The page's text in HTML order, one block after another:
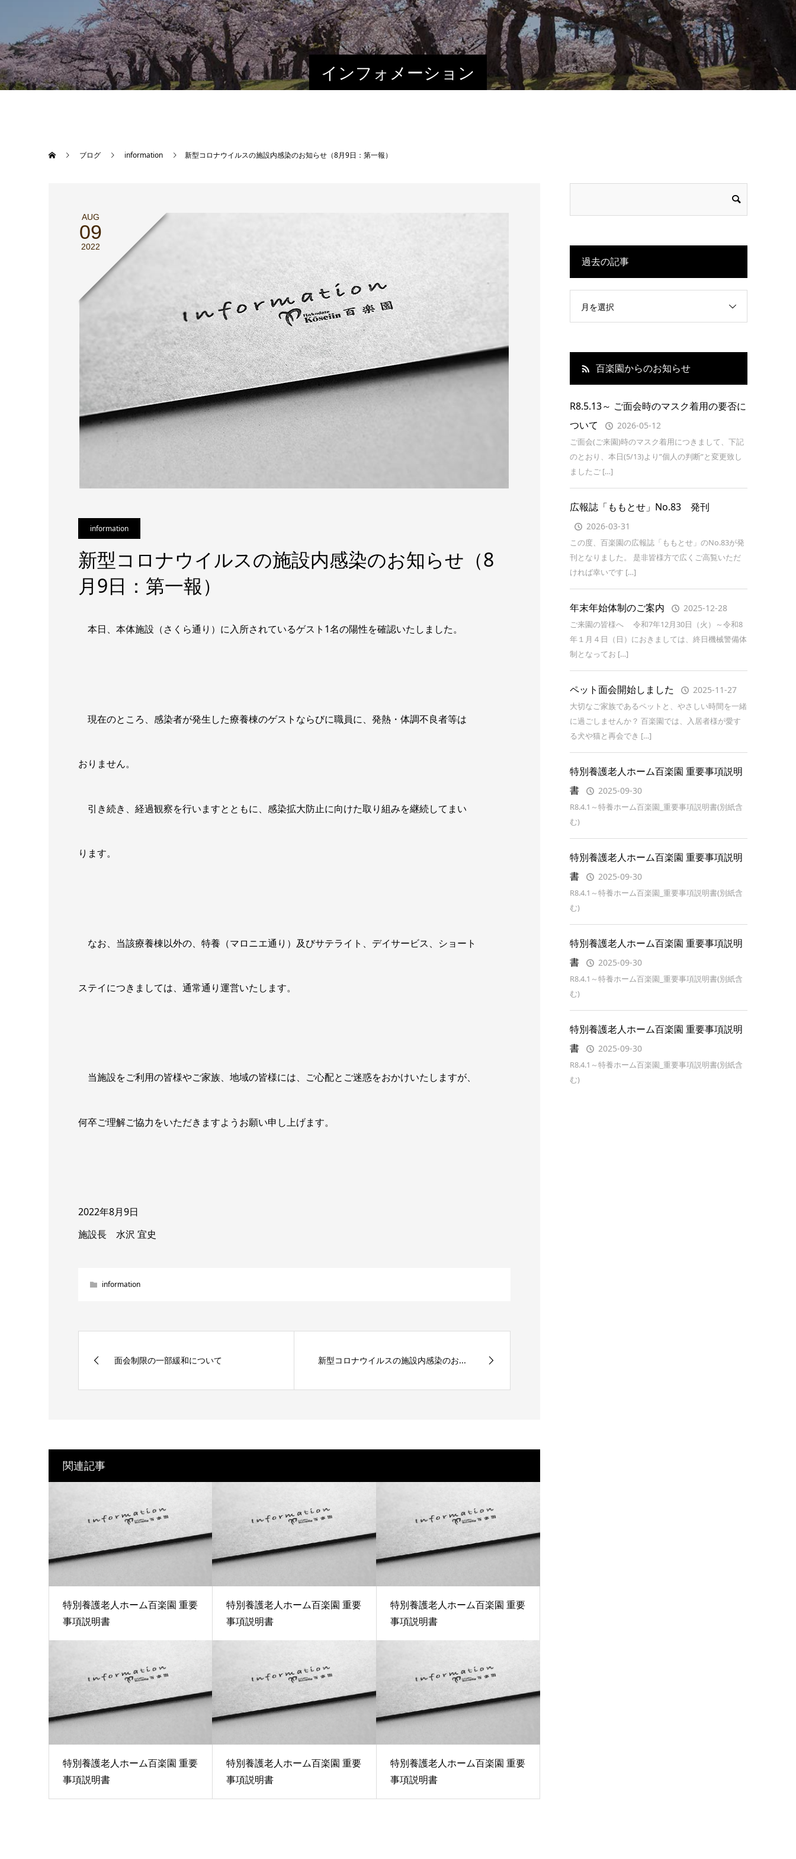
インフォメーション
ブログ information 新型コロナウイルスの施設内感染のお知らせ（8月9日：第一報）
AUG
09
2022
information
新型コロナウイルスの施設内感染のお知らせ（8
月9日：第一報）
本日、本体施設（さくら通り）に入所されているゲスト1名の陽性を確認いたしました。
現在のところ、感染者が発生した療養棟のゲストならびに職員に、発熱・体調不良者等は
おりません。
引き続き、経過観察を行いますとともに、感染拡大防止に向けた取り組みを継続してまい
ります。
なお、当該療養棟以外の、特養（マロニエ通り）及びサテライト、デイサービス、ショート
ステイにつきましては、通常通り運営いたします。
当施設をご利用の皆様やご家族、地域の皆様には、ご心配とご迷惑をおかけいたしますが、
何卒ご理解ご協力をいただきますようお願い申し上げます。
2022年8月9日
施設長 水沢 宜史
information
面会制限の一部緩和について 新型コロナウイルスの施設内感染のお...
関連記事
特別養護老人ホーム百楽園 重要
事項説明書
特別養護老人ホーム百楽園 重要
事項説明書
特別養護老人ホーム百楽園 重要
事項説明書
特別養護老人ホーム百楽園 重要
事項説明書
特別養護老人ホーム百楽園 重要
事項説明書
特別養護老人ホーム百楽園 重要
事項説明書
過去の記事
月を選択
百楽園からのお知らせ
R8.5.13～ ご面会時のマスク着用の要否に
ついて
2026-05-12
ご面会(ご来園)時のマスク着用につきまして、下記
のとおり、本日(5/13)より”個人の判断”と変更致し
ましたご […]
広報誌「ももとせ」No.83 発刊
2026-03-31
この度、百楽園の広報誌「ももとせ」のNo.83が発
刊となりました。 是非皆様方で広くご高覧いただ
ければ幸いです […]
年末年始体制のご案内 2025-12-28
ご来園の皆様へ 令和7年12月30日（火）～令和8
年１月４日（日）におきましては、終日機械警備体
制となってお […]
ペット面会開始しました 2025-11-27
大切なご家族であるペットと、やさしい時間を一緒
に過ごしませんか？ 百楽園では、入居者様が愛す
る犬や猫と再会でき […]
特別養護老人ホーム百楽園 重要事項説明
書
2025-09-30
R8.4.1～特養ホーム百楽園_重要事項説明書(別紙含
む)
特別養護老人ホーム百楽園 重要事項説明
書
2025-09-30
R8.4.1～特養ホーム百楽園_重要事項説明書(別紙含
む)
特別養護老人ホーム百楽園 重要事項説明
書
2025-09-30
R8.4.1～特養ホーム百楽園_重要事項説明書(別紙含
む)
特別養護老人ホーム百楽園 重要事項説明
書
2025-09-30
R8.4.1～特養ホーム百楽園_重要事項説明書(別紙含
む)